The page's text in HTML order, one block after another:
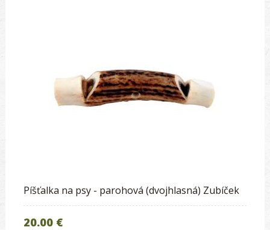
Píšťalka na psy - parohová (dvojhlasná) Zubíček
20.00 €